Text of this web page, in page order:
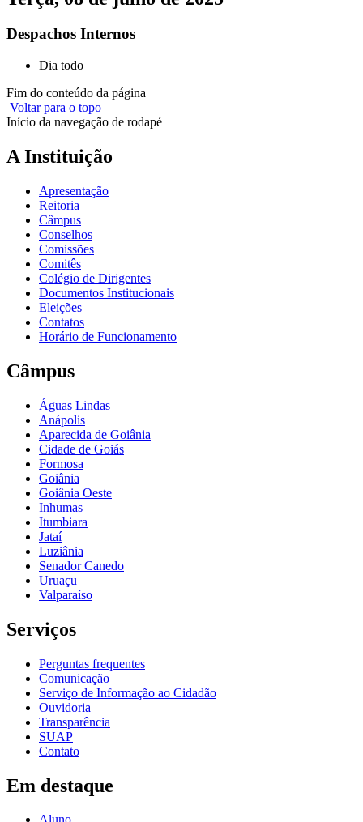
Despachos Internos
Dia todo
Fim do conteúdo da página
Voltar para o topo
Início da navegação de rodapé
A Instituição
Apresentação
Reitoria
Câmpus
Conselhos
Comissões
Comitês
Colégio de Dirigentes
Documentos Institucionais
Eleições
Contatos
Horário de Funcionamento
Câmpus
Águas Lindas
Anápolis
Aparecida de Goiânia
Cidade de Goiás
Formosa
Goiânia
Goiânia Oeste
Inhumas
Itumbiara
Jataí
Luziânia
Senador Canedo
Uruaçu
Valparaíso
Serviços
Perguntas frequentes
Comunicação
Serviço de Informação ao Cidadão
Ouvidoria
Transparência
SUAP
Contato
Em destaque